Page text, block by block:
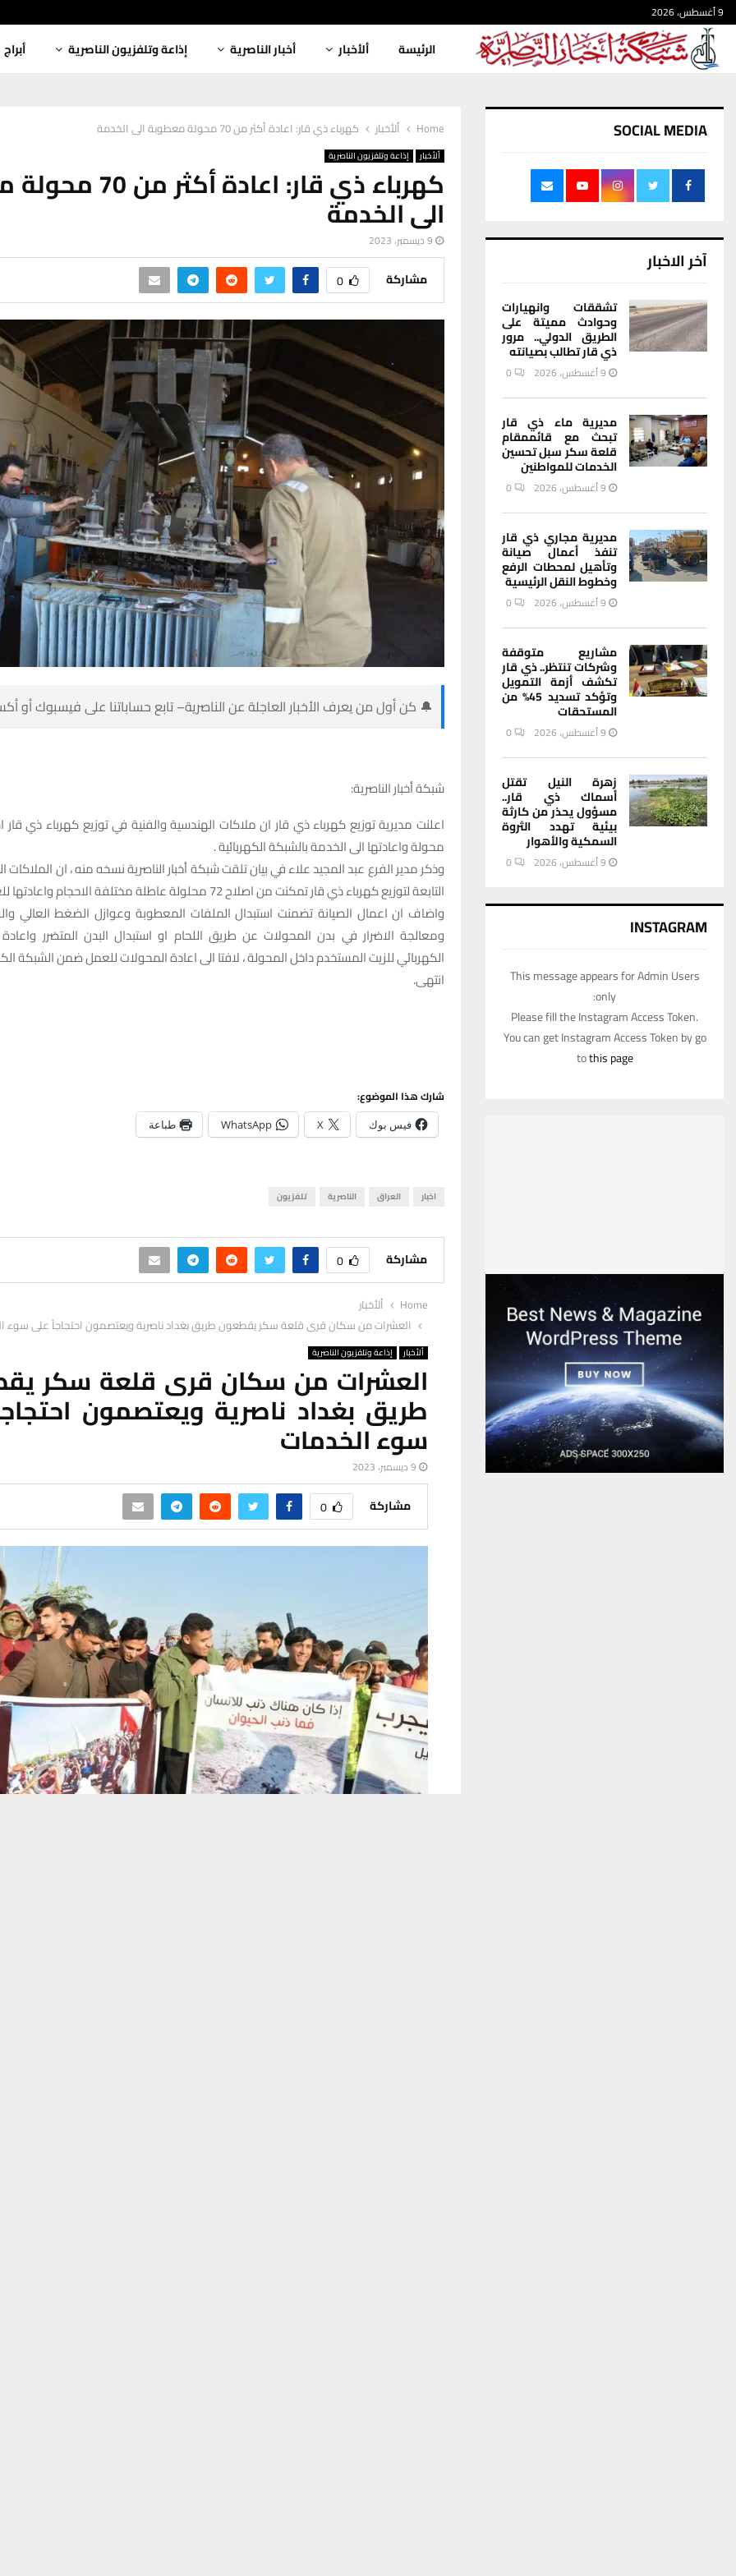
9 أغسطس، 2026
الرئيسة ألأخبار أخبار الناصرية إذاعة وتلفزيون الناصرية أبراج
Home ألأخبار كهرباء ذي قار: اعادة أكثر من 70 محولة معطوبة الى الخدمة
ألأخبار إذاعة وتلفزيون الناصرية
كهرباء ذي قار: اعادة
الى الخدمة
9 ديسمبر، 2023
مشاركة 0
🔔 كن أول من يعرف الأخبار العاجلة عن الناصرية– تابع حساباتنا على فيسبوك أو
شبكة أخبار الناصرية:
محولة واعادتها الى الخدمة بالشبكة الكهربائية .
وذكر مدير الفرع عبد المجيد علاء في بيان تلقت شبكة أخبار الناصرية نسخه منه ، ان الملاكات
التابعة لتوزيع كهرباء ذي قار تمكنت من اصلاح 72 محلولة عاطلة مختلفة الاحجام واعادتها للعمل .
واضاف ان اعمال الصيانة تضمنت استبدال الملفات المعطوبة وعوازل الضغط العالي
ومعالجة الاضرار في بدن المحولات عن طريق اللحام او استبدال البدن المتضرر
الكهربائي للزيت المستخدم داخل المحولة ، لافتا الى اعادة المحولات للعمل ضمن الشبكة
انتهى.
شارك هذا الموضوع:
فيس بوك X
WhatsApp طباعة
اخبار العراق الناصرية تلفزيون
مشاركة 0
Home
ألأخبار
العشرات من سكان قرى قلعة سكر يقطعون طريق بغداد ناصرية ويعتصمون احتجاجاً على سوء
ألأخبار إذاعة وتلفزيون الناصرية
العشرات من سكان قرى قلعة سكر
طريق بغداد ناصرية ويعتصمون
سوء الخدمات
9 ديسمبر، 2023
مشاركة 0
SOCIAL MEDIA
آخر الاخبار
تشققات وانهيارات
وحوادث مميتة على
الطريق الدولي.. مرور
ذي قار تطالب بصيانته
9 أغسطس، 2026 0
مديرية ماء ذي قار
تبحث مع قائممقام
قلعة سكر سبل تحسين
الخدمات للمواطنين
9 أغسطس، 2026 0
مديرية مجاري ذي قار
تنفذ أعمال صيانة
وتأهيل لمحطات الرفع
وخطوط النقل الرئيسية
9 أغسطس، 2026 0
مشاريع متوقفة
وشركات تنتظر.. ذي قار
تكشف أزمة التمويل
وتؤكد تسديد 45% من
المستحقات
9 أغسطس، 2026 0
زهرة النيل تقتل
أسماك ذي قار..
مسؤول يحذر من كارثة
بيئية تهدد الثروة
السمكية والأهوار
9 أغسطس، 2026 0
INSTAGRAM
This message appears for Admin Users
only:
Please fill the Instagram Access Token.
You can get Instagram Access Token by go
tothis page